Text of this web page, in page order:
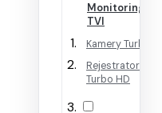
Monitoring HD-
TVI
Kamery Turbo HD
Rejestratory
Turbo HD